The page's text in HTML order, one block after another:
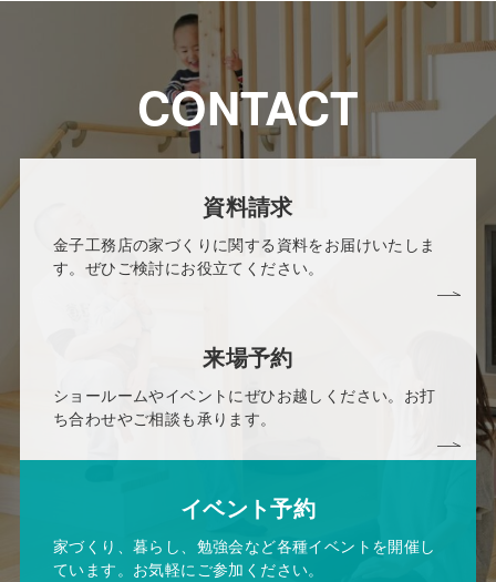
CONTACT
資料請求
金子工務店の家づくりに関する資料をお届けいたしま
す。ぜひご検討にお役立てください。
来場予約
ショールームやイベントにぜひお越しください。お打
ち合わせやご相談も承ります。
イベント予約
家づくり、暮らし、勉強会など各種イベントを開催し
ています。お気軽にご参加ください。